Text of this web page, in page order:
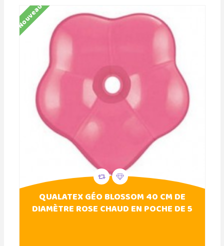
Nouveau
QUALATEX GÉO BLOSSOM 40 CM DE
DIAMÈTRE ROSE CHAUD EN POCHE DE 5